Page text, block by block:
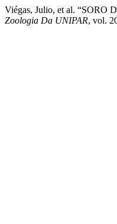
Viégas, Julio, et al.
Zoologia Da UNIPAR, vol.